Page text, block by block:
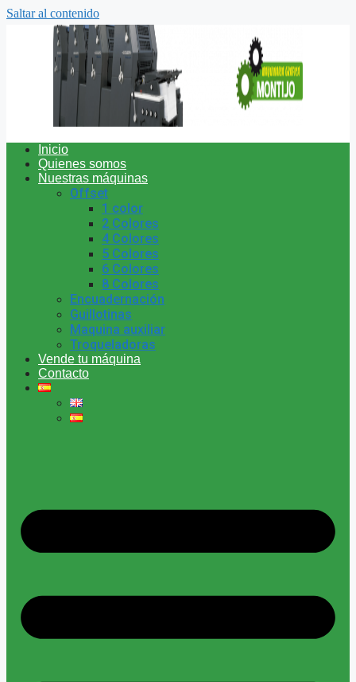
Saltar al contenido
Inicio
Quienes somos
Nuestras máquinas
Offset
1 color
2 Colores
4 Colores
5 Colores
6 Colores
8 Colores
Encuadernación
Guillotinas
Maquina auxiliar
Troqueladoras
Vende tu máquina
Contacto